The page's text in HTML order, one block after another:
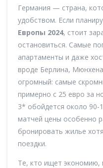
Германия — страна,
удобством. Если
Европы 2024, стоит
остановиться. Самые
апартаменты и даже
вроде Берлина,
огромный: самые
примерно с 25 евро за
3* обойдется около 90-
матчей цены особенно
бронировать жилье
поездки.
Те, кто ищет экономию,